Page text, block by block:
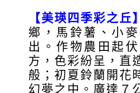
【美瑛四季彩之丘】
鄉，馬鈴薯、小
出。作物農田起
方，色彩紛呈，直
般；初夏鈴蘭開花
幻夢之中。廣達７